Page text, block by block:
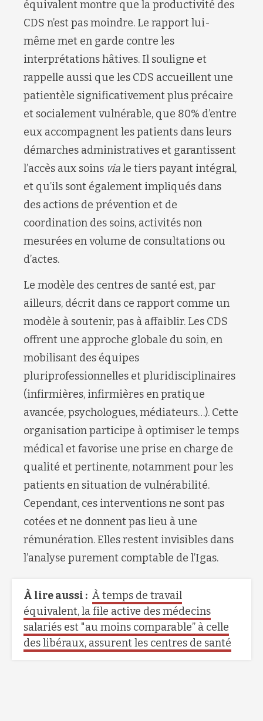
équivalent montre que la productivité des
CDS n’est pas moindre. Le rapport lui-
même met en garde contre les
interprétations hâtives. Il souligne et
rappelle aussi que les CDS accueillent une
patientèle significativement plus précaire
et socialement vulnérable, que 80% d’entre
eux accompagnent les patients dans leurs
démarches administratives et garantissent
l’accès aux soins viale tiers payant intégral,
et qu’ils sont également impliqués dans
des actions de prévention et de
coordination des soins, activités non
mesurées en volume de consultations ou
d’actes.
Le modèle des centres de santé est, par
ailleurs, décrit dans ce rapport comme un
modèle à soutenir, pas à affaiblir. Les CDS
offrent une approche globale du soin, en
mobilisant des équipes
pluriprofessionnelles et pluridisciplinaires
(infirmières, infirmières en pratique
avancée, psychologues, médiateurs…). Cette
organisation participe à optimiser le temps
médical et favorise une prise en charge de
qualité et pertinente, notamment pour les
patients en situation de vulnérabilité.
Cependant, ces interventions ne sont pas
cotées et ne donnent pas lieu à une
rémunération. Elles restent invisibles dans
l’analyse purement comptable de l’Igas.
À lire aussi : À temps de travail
équivalent, la file active des médecins
salariés est "au moins comparable” à celle
des libéraux, assurent les centres de santé